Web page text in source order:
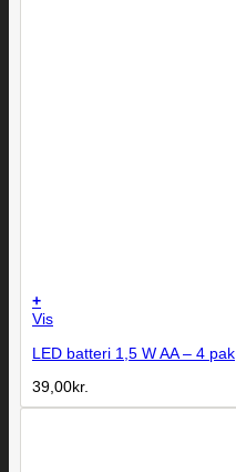
+
Vis
LED batteri 1,5 W AA – 4 pak
39,00kr.